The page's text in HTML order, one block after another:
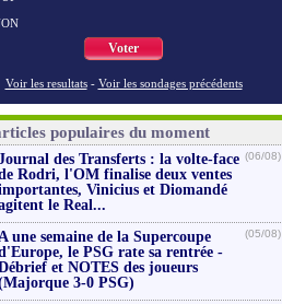
Voter
Voir les resultats - Voir les sondages précédents
populaires du moment
des Transferts : la volte-face
Rodri, l'OM finalise deux ventes
Vinicius et Diomandé
le Real...
(06/08)
une semaine de la Supercoupe
le PSG rate sa rentrée -
et NOTES des joueurs
3-0 PSG)
(05/08)